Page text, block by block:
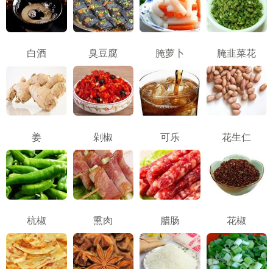
白酒 臭豆腐 腌萝卜 腌韭菜花
姜 剁椒 可乐 花生仁
杭椒 熏肉 腊肠 花椒